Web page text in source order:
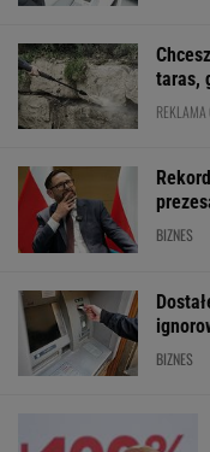
taras,
REKLAMA
BIZNES
BIZNES